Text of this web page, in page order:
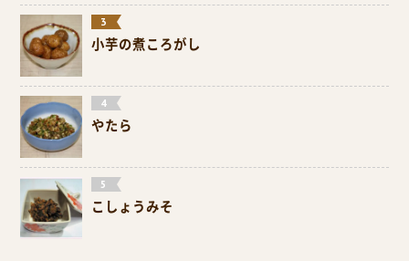
小芋の煮ころがし
やたら
こしょうみそ